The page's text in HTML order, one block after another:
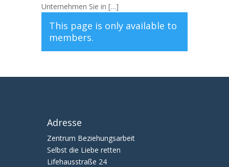
Unternehmen Sie in […]
This page is only available to
members.
Adresse
Zentrum Beziehungsarbeit
Selbst die Liebe retten
Lifehausstraße 24